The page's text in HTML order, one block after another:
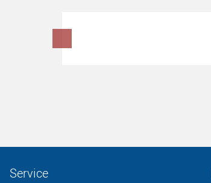
Service